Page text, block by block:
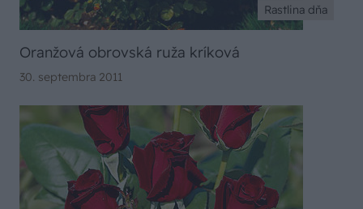
Rastlina dňa
Oranžová obrovská ruža kríková
30. septembra 2011